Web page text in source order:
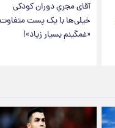
آقای مجریِ دوران کودکی
خیلی‌ها با یک پست
«غمگینم بسیار زیاد»!